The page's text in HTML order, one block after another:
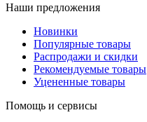
Наши предложения
Новинки
Популярные товары
Распродажи и скидки
Рекомендуемые товары
Уцененные товары
Помощь и сервисы